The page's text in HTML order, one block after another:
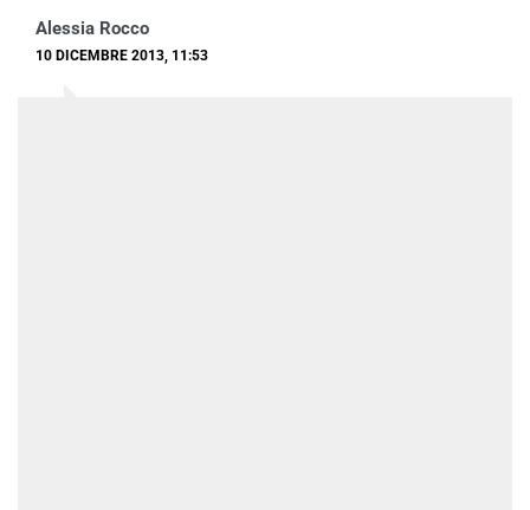
Alessia Rocco
10 DICEMBRE 2013, 11:53